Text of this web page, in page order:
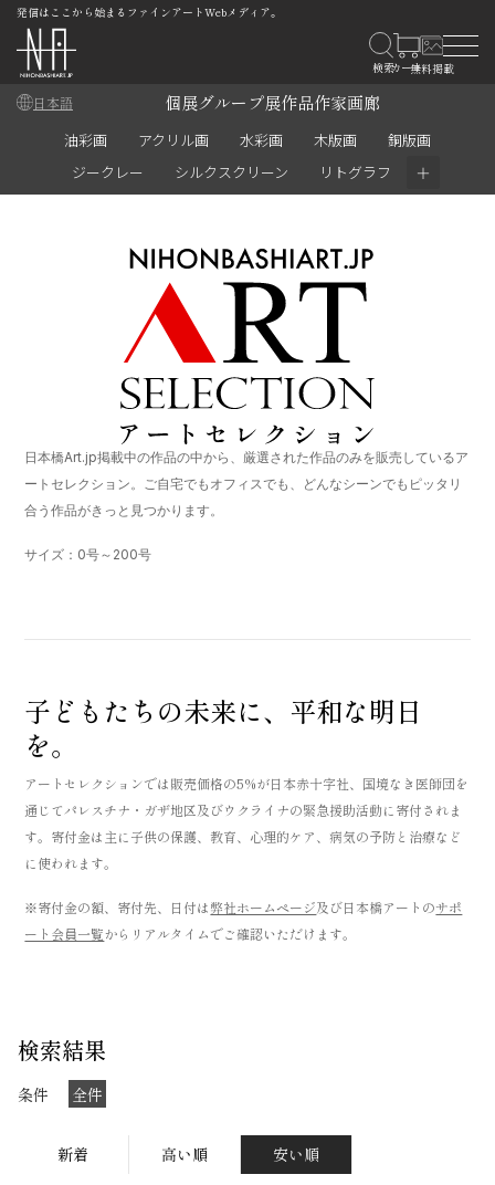
発信はここから始まるファインアートWebメディア。
日本語 個展グループ展作品作家画廊
油彩画 アクリル画 水彩画 木版画
銅版画
ジークレー
シルクスクリーン リトグラフ ＋
日本橋Art.jp掲載中の作品の中から、厳選された作品のみを販売しているア
ートセレクション。ご自宅でもオフィスでも、どんなシーンでもピッタリ
合う作品がきっと見つかります。
サイズ：0号～200号
子どもたちの未来に、平和な明日
を。
アートセレクションでは販売価格の5%が日本赤十字社、国境なき医師団を
通じてパレスチナ・ガザ地区及びウクライナの緊急援助活動に寄付されま
す。寄付金は主に子供の保護、教育、心理的ケア、病気の予防と治療など
に使われます。
※寄付金の額、寄付先、日付は弊社ホームページ及び日本橋アートのサポ
ート会員一覧からリアルタイムでご確認いただけます。
検索結果
条件 全件
新着 高い順 安い順